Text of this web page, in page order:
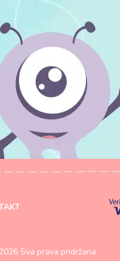
2026 Sva prava pridržana